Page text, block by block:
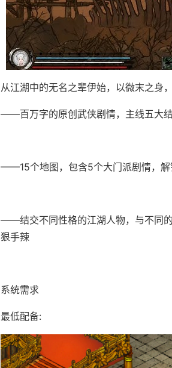
从江湖中的无名之辈伊始，以微末之身
——百万字的原创武侠剧情，主线五大
——15个地图，包含5个大门派剧情，解
——结交不同性格的江湖人物，与不同
狠手辣
系统需求
最低配备: